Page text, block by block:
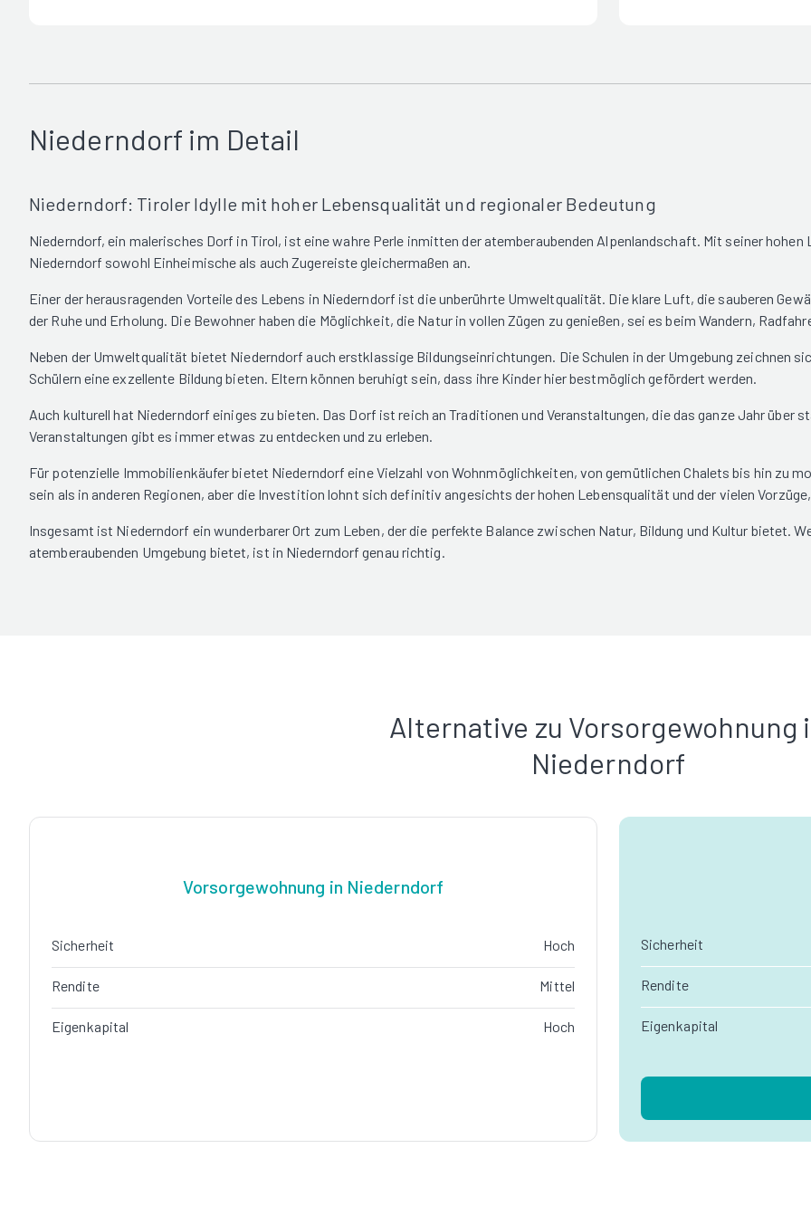
Niederndorf im Detail
Niederndorf: Tiroler Idylle mit hoher Lebensqualität und regionaler Bedeutung
Niederndorf, ein malerisches Dorf in Tirol, ist eine wahre Perle inmitten der atemberaubenden Alpenlandschaft. Mit seiner
Niederndorf sowohl Einheimische als auch Zugereiste gleichermaßen an.
Einer der herausragenden Vorteile des Lebens in Niederndorf ist die unberührte Umweltqualität. Die klare Luft, die sauberen
der Ruhe und Erholung. Die Bewohner haben die Möglichkeit, die Natur in vollen Zügen zu genießen, sei es beim Wandern,
Neben der Umweltqualität bietet Niederndorf auch erstklassige Bildungseinrichtungen. Die Schulen in der Umgebung zeichnen
Schülern eine exzellente Bildung bieten. Eltern können beruhigt sein, dass ihre Kinder hier bestmöglich gefördert werden.
Auch kulturell hat Niederndorf einiges zu bieten. Das Dorf ist reich an Traditionen und Veranstaltungen, die das ganze Jahr über
Veranstaltungen gibt es immer etwas zu entdecken und zu erleben.
Für potenzielle Immobilienkäufer bietet Niederndorf eine Vielzahl von Wohnmöglichkeiten, von gemütlichen Chalets bis hin zu
sein als in anderen Regionen, aber die Investition lohnt sich definitiv angesichts der hohen Lebensqualität und der vielen
Insgesamt ist Niederndorf ein wunderbarer Ort zum Leben, der die perfekte Balance zwischen Natur, Bildung und Kultur bietet.
atemberaubenden Umgebung bietet, ist in Niederndorf genau richtig.
Alternative zu Vorsorgewohnung
Niederndorf
Vorsorgewohnung in Niederndorf
Sicherheit Hoch
Rendite Mittel
Eigenkapital Hoch
Sicherheit
Rendite
Eigenkapital